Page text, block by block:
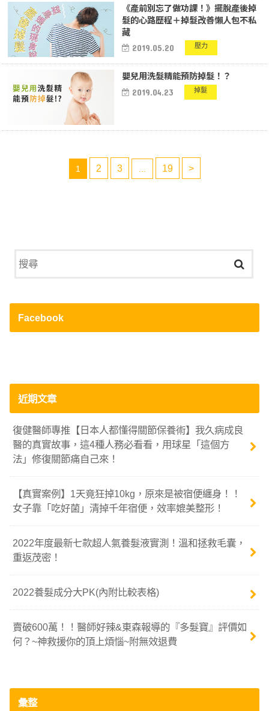
《產前別忘了做功課！》擺脫產後掉
髮的心路歷程＋掉髮改善懶人包不私
藏
2019.05.20 壓力
嬰兒用洗髮精能預防掉髮！？
2019.04.23 掉髮
1 2 3 19 >
Facebook
近期文章
復健醫師專推【日本人都懂得關節保養術】我久病成良
醫的真實故事，這4種人務必看看，用球星「這個方
法」修復關節痛自己來！
【真實案例】1天竟狂掉10kg，原來是被宿便纏身！！
女子靠「吃好菌」清掉千年宿便，效率媲美整形！
2022年度最新七款超人氣養髮液實測！溫和拯救毛囊，
重返茂密！
2022養髮成分大PK(內附比較表格)
賣破600萬！！醫師好辣&東森報導的『多髮寶』評價如
何？~神救援你的頂上煩惱~附無效退費
彙整